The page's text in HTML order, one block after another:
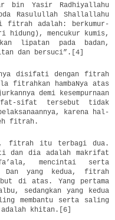
bin Yasir Radhiyallahu
Rasulullah Shallallahu
fitrah adalah: berkumur-
hidung), mencukur kumis,
lipatan pada badan,
dan bersuci”.[4]
disifati dengan fitrah
fitrahkan hambaNya atas
demi kesempurnaan
sifat tersebut tidak
karena hal-
fitrah.
fitrah itu terbagi dua.
dan dia adalah makrifat
mencintai serta
Dan yang kedua, fitrah
di atas. Yang pertama
sedangkan yang kedua
membantu serta saling
adalah khitan.[6]